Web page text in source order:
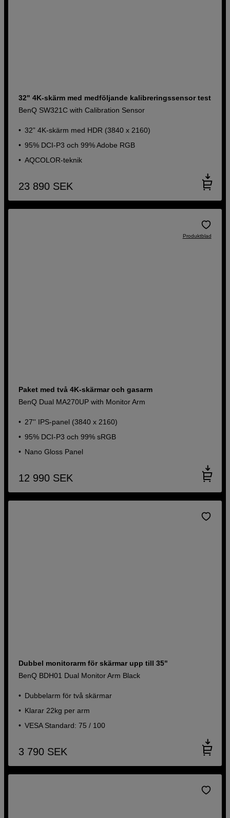
32" 4K-skärm med medföljande kalibreringssensor test
BenQ SW321C with Calibration Sensor
32” 4K-skärm med HDR (3840 x 2160)
95% DCI-P3 och 99% Adobe RGB
AQCOLOR-teknik
23 890 SEK
Produktblad
Paket med två 4K-skärmar och gasarm
BenQ Dual MA270UP with Monitor Arm
27'' IPS-panel (3840 x 2160)
95% DCI-P3 och 99% sRGB
Nano Gloss Panel
12 990 SEK
Dubbel monitorarm för skärmar upp till 35"
BenQ BDH01 Dual Monitor Arm Black
Dubbelarm för två skärmar
Klarar 22kg per arm
VESA Standard: 75 / 100
3 790 SEK